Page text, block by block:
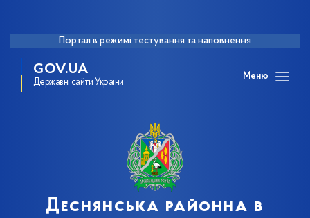
Портал в режимі тестування та наповнення
GOV.UA
Державні сайти України
Меню
Деснянська районна в